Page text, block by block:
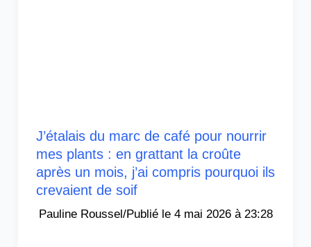
J’étalais du marc de café pour nourrir
mes plants : en grattant la croûte
après un mois, j’ai compris pourquoi ils
crevaient de soif
Pauline Roussel/ 4 mai 2026 à 23:28